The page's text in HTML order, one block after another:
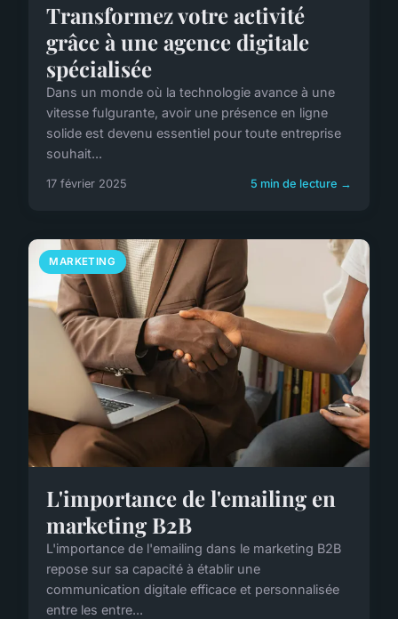
Transformez votre activité
grâce à une agence digitale
spécialisée
Dans un monde où la technologie avance à une
vitesse fulgurante, avoir une présence en ligne
solide est devenu essentiel pour toute entreprise
souhait...
17 février 2025 5 min de lecture →
MARKETING
L'importance de l'emailing en
marketing B2B
L'importance de l'emailing dans le marketing B2B
repose sur sa capacité à établir une
communication digitale efficace et personnalisée
entre les entre...